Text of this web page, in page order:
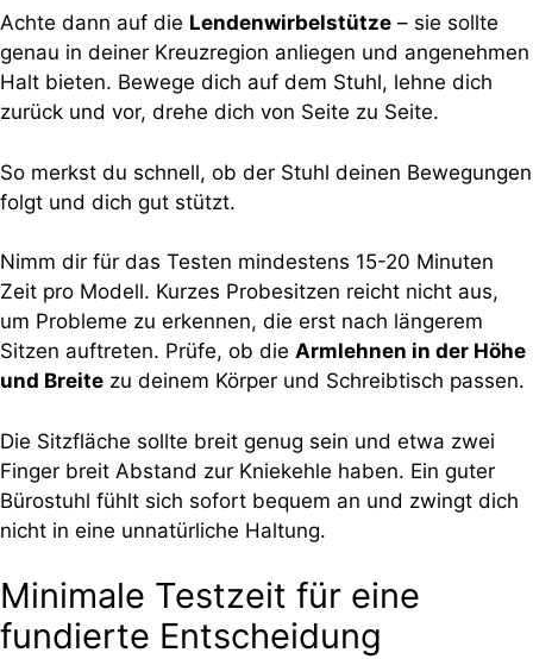
Achte dann auf die Lendenwirbelstütze – sie sollte
genau in deiner Kreuzregion anliegen und angenehmen
Halt bieten. Bewege dich auf dem Stuhl, lehne dich
zurück und vor, drehe dich von Seite zu Seite.
So merkst du schnell, ob der Stuhl deinen Bewegungen
folgt und dich gut stützt.
Nimm dir für das Testen mindestens 15-20 Minuten
Zeit pro Modell. Kurzes Probesitzen reicht nicht aus,
um Probleme zu erkennen, die erst nach längerem
Sitzen auftreten. Prüfe, ob die Armlehnen in der Höhe
und Breite zu deinem Körper und Schreibtisch passen.
Die Sitzfläche sollte breit genug sein und etwa zwei
Finger breit Abstand zur Kniekehle haben. Ein guter
Bürostuhl fühlt sich sofort bequem an und zwingt dich
nicht in eine unnatürliche Haltung.
Minimale Testzeit für eine
fundierte Entscheidung